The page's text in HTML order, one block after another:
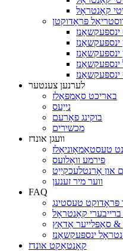
קאָנטראָל
פּראָדוקטן
ינספּעקשאַנז
לערנען צענטער
באריכט סאַמפּאַלז
נייַעס
בוקינג פאָרעם
מכשירים
וועגן אונדז
טעסטאַמאָוניאַלז
פירמע וואַלועס
און אָרנטלעכקייַט
ווער מיר זענען
FAQ
פּראָדוקט טעסטינג
קאָנטראָל
& סאַפּלייער אַדאַץ
ינספּעקשאַנז
קאָנטאַקט אונדז